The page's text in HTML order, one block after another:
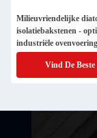
Milieuvriendelijke
isolatiebakstenen -
industriële
Vind De